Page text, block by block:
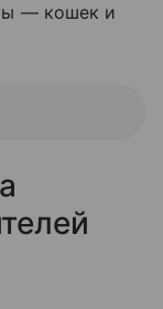
— кошек и